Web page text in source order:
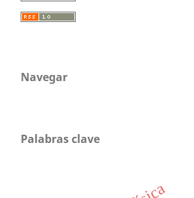
Navegar
Palabras clave